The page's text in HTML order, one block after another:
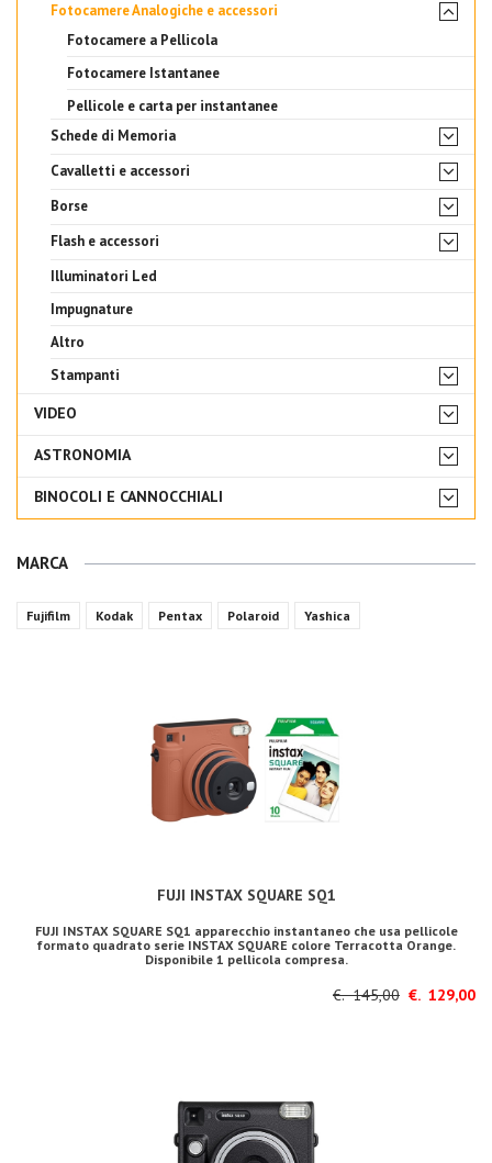
Fotocamere Analogiche e accessori
Fotocamere a Pellicola
Fotocamere Istantanee
Pellicole e carta per instantanee
Schede di Memoria
Cavalletti e accessori
Borse
Flash e accessori
Illuminatori Led
Impugnature
Altro
Stampanti
VIDEO
ASTRONOMIA
BINOCOLI E CANNOCCHIALI
MARCA
Fujifilm Kodak Pentax Polaroid Yashica
FUJI INSTAX SQUARE SQ1
FUJI INSTAX SQUARE SQ1 apparecchio instantaneo che usa pellicole
formato quadrato serie INSTAX SQUARE colore Terracotta Orange.
Disponibile 1 pellicola compresa.
€. 145,00 €. 129,00